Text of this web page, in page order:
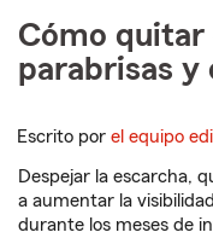
Cómo quitar
parabrisas y
Escrito porel equipo
Despejar la escarcha,
a aumentar la
durante los meses de